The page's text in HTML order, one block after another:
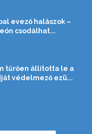
evező halászok –
csodálhat...
tűrően állította le a
védelmező ezü...